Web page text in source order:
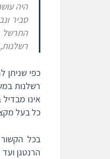
היה
סביר
התרשל
כפי
רשלנות
אינו
כל בעל
בכל
הרנטגן